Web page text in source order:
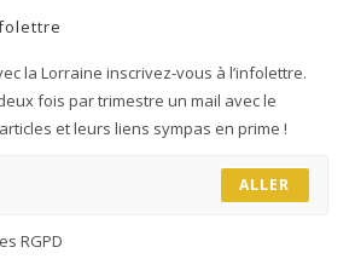
la Lorraine inscrivez-vous à l’infolettre.
fois par trimestre un mail avec le
et leurs liens sympas en prime !
ALLER
RGPD